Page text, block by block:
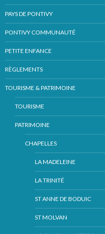
PAYS DE PONTIVY
PONTIVY COMMUNAUTÉ
PETITE ENFANCE
RÈGLEMENTS
TOURISME & PATRIMOINE
TOURISME
PATRIMOINE
CHAPELLES
LA MADELEINE
LA TRINITÉ
ST ANNE DE BODUIC
ST MOLVAN